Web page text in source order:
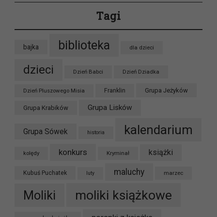
Tagi
bajka biblioteka dla dzieci
dzieci Dzień Babci Dzień Dziadka
Dzień Pluszowego Misia Franklin Grupa Jeżyków
Grupa Krabików Grupa Lisków
Grupa Sówek historia kalendarium
kolędy konkurs Kryminał książki
Kubuś Puchatek luty maluchy marzec
Moliki moliki książkowe